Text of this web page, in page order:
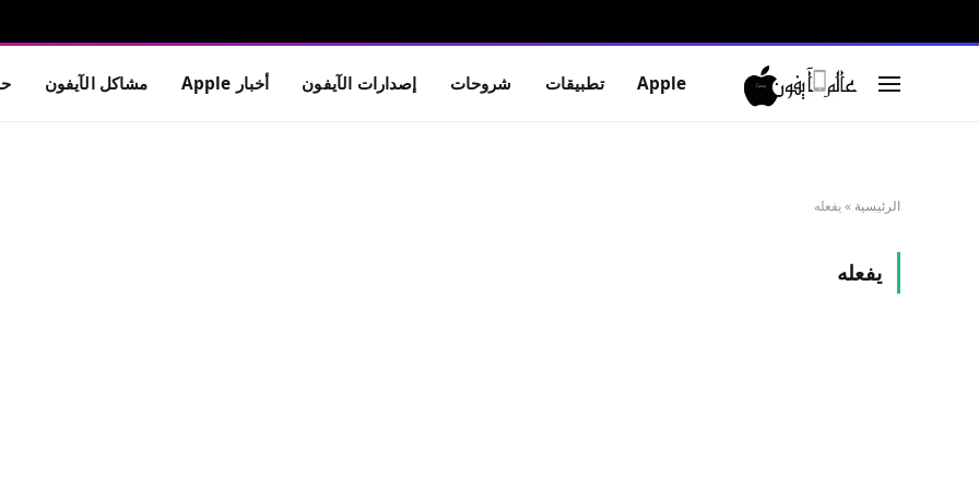
Apple تطبيقات شروحات إصدارات الآيفون أخبار Apple مشاكل الآيفون
الرئيسية »يفعله
يفعله